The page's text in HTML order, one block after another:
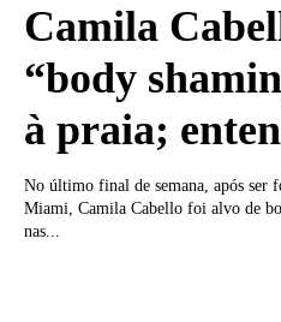
Camila
“body
à praia;
No último final de semana, após ser
Miami, Camila Cabello foi alvo de
nas...